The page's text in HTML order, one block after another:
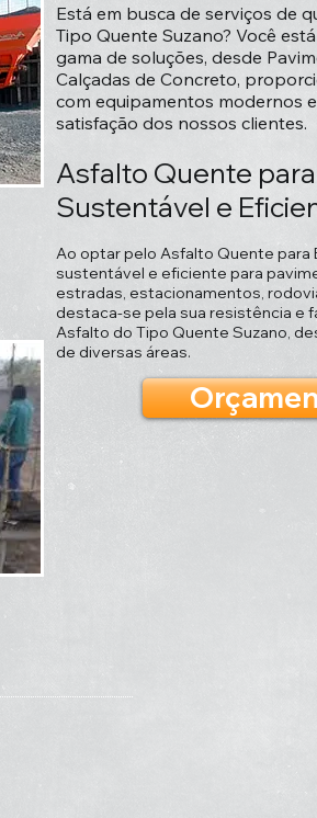
Está em busca de serviços de
Tipo Quente Suzano? Você
gama de soluções, desde
Calçadas de Concreto,
com equipamentos modernos
satisfação dos nossos clientes.
Asfalto Quente
Sustentável e
Ao optar pelo Asfalto Quente para
sustentável e eficiente para
estradas, estacionamentos,
destaca-se pela sua resistência e
Asfalto do Tipo Quente Suzano,
de diversas áreas.